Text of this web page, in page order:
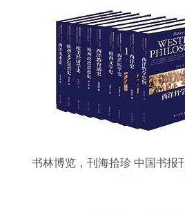
书林博览，刊海拾珍 中国书报